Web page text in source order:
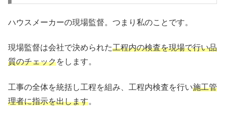
ハウスメーカーの現場監督。つまり私のことです。
現場監督は会社で決められた工程内の検査を現場で行い品
質のチェックをします。
工事の全体を統括し工程を組み、工程内検査を行い施工管
理者に指示を出します。